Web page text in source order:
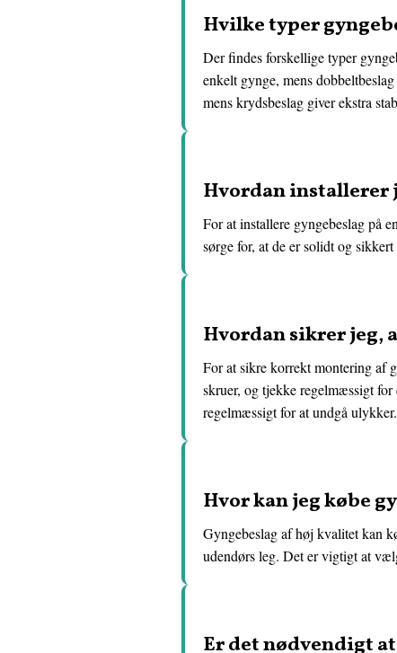
Hvilke typer
Der findes forskellige typer
enkelt gynge, mens
mens krydsbeslag giver ekstra
Hvordan installerer
For at installere gyngebeslag på
sørge for, at de er solidt og
Hvordan sikrer jeg,
For at sikre korrekt montering af
skruer, og tjekke regelmæssigt
regelmæssigt for at undgå ulykker.
Hvor kan jeg købe
Gyngebeslag af høj kvalitet kan
udendørs leg. Det er vigtigt at
Er det nødvendigt